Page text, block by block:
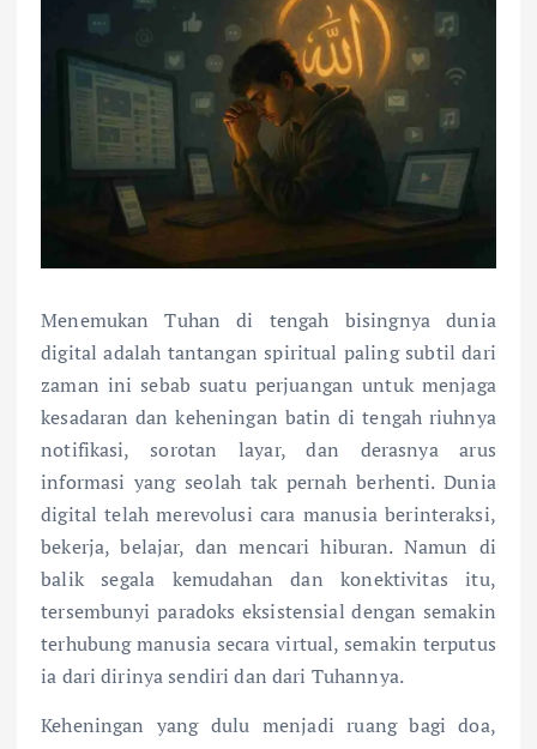
Menemukan Tuhan di tengah bisingnya dunia
digital adalah tantangan spiritual paling subtil dari
zaman ini sebab suatu perjuangan untuk menjaga
kesadaran dan keheningan batin di tengah riuhnya
notifikasi, sorotan layar, dan derasnya arus
informasi yang seolah tak pernah berhenti. Dunia
digital telah merevolusi cara manusia berinteraksi,
bekerja, belajar, dan mencari hiburan. Namun di
balik segala kemudahan dan konektivitas itu,
tersembunyi paradoks eksistensial dengan semakin
terhubung manusia secara virtual, semakin terputus
ia dari dirinya sendiri dan dari Tuhannya.
Keheningan yang dulu menjadi ruang bagi doa,